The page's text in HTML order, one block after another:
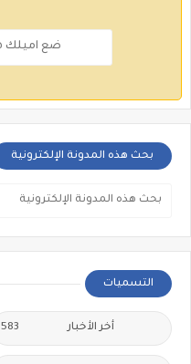
بحث هذه المدونة الإلكترونية
التسميات
أخر الأخبار 583